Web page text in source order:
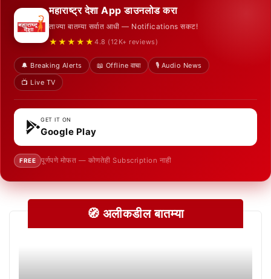
महाराष्ट्र देशा App डाउनलोड करा
ताज्या बातम्या सर्वात आधी — Notifications सकट!
★★★★★ 4.8 (12K+ reviews)
🔔 Breaking Alerts 📖 Offline वाचा
🎙️ Audio News
📺 Live TV
GET IT ON
Google Play
FREE पूर्णपणे मोफत — कोणतेही Subscription नाही
🧭 अलीकडील बातम्या